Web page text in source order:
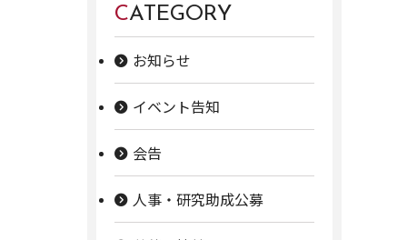
CATEGORY
お知らせ
イベント告知
会告
人事・研究助成公募